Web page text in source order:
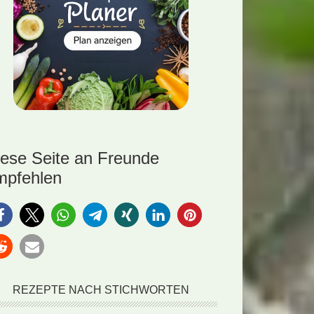
Seite an Freunde
REZEPTE NACH STICHWORTEN